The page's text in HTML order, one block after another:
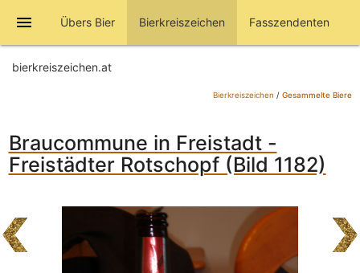
menu Übers Bier Bierkreiszeichen Fasszendenten
bierkreiszeichen.at
Bierkreiszeichen / Gesammelte Biere
Braucommune in Freistadt -
Freistädter Rotschopf (Bild 1182)